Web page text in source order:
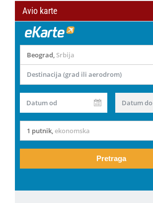
Avio karte
Beograd, Srbija
Destinacija (grad ili aerodrom)
Datum od Datum do
1 putnik,ekonomska
Pretraga